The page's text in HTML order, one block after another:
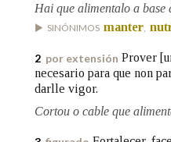
BUSCAR NO CONTIDO
Nas definicións
Hai que alimentalo a base
SINÓNIMOS manter
2 por extensión Prover
necesario para que non
darlle vigor.
Cortou o cable que